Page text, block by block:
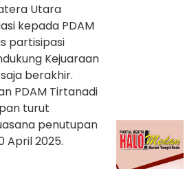
Utara
kepada PDAM
partisipasi
Kejuaraan
berakhir.
PDAM Tirtanadi
turut
penutupan
April 2025.